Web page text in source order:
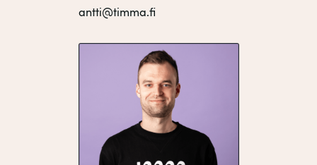
antti@timma.fi